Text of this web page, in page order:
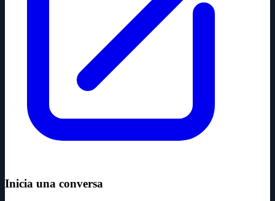
Inicia una conversa